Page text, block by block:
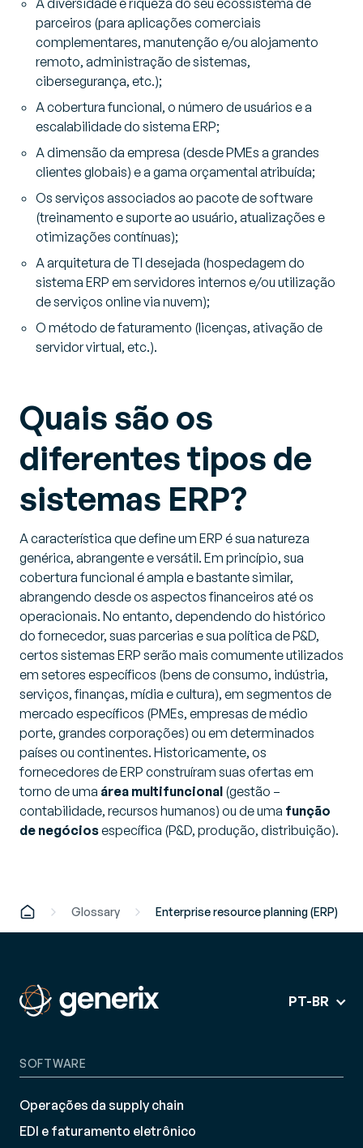
A diversidade e riqueza do seu ecossistema de
parceiros (para aplicações comerciais
complementares, manutenção e/ou alojamento
remoto, administração de sistemas,
cibersegurança, etc.);
A cobertura funcional, o número de usuários e a
escalabilidade do sistema ERP;
A dimensão da empresa (desde PMEs a grandes
clientes globais) e a gama orçamental atribuída;
Os serviços associados ao pacote de software
(treinamento e suporte ao usuário, atualizações e
otimizações contínuas);
A arquitetura de TI desejada (hospedagem do
sistema ERP em servidores internos e/ou utilização
de serviços online via nuvem);
O método de faturamento (licenças, ativação de
servidor virtual, etc.).
Quais são os
diferentes tipos de
sistemas ERP?
A característica que define um ERP é sua natureza
genérica, abrangente e versátil. Em princípio, sua
cobertura funcional é ampla e bastante similar,
abrangendo desde os aspectos financeiros até os
operacionais. No entanto, dependendo do histórico
do fornecedor, suas parcerias e sua política de P&D,
certos sistemas ERP serão mais comumente utilizados
em setores específicos (bens de consumo, indústria,
serviços, finanças, mídia e cultura), em segmentos de
mercado específicos (PMEs, empresas de médio
porte, grandes corporações) ou em determinados
países ou continentes. Historicamente, os
fornecedores de ERP construíram suas ofertas em
torno de uma área multifuncional (gestão –
contabilidade, recursos humanos) ou de uma função
de negóciosespecífica (P&D, produção, distribuição).
Glossary Enterprise resource planning (ERP)
PT-BR
SOFTWARE
Operações da supply chain
EDI e faturamento eletrônico